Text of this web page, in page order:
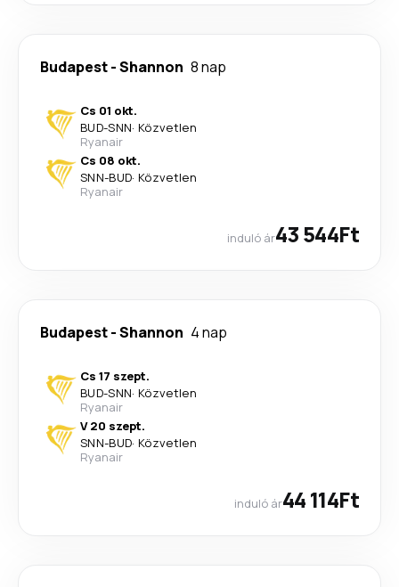
Budapest-Shannon 8 nap
Cs 01 okt.
BUD-SNN· Közvetlen
Ryanair
Cs 08 okt.
SNN-BUD· Közvetlen
Ryanair
induló ár43 544Ft
Budapest-Shannon 4 nap
Cs 17 szept.
BUD-SNN· Közvetlen
Ryanair
V 20 szept.
SNN-BUD· Közvetlen
Ryanair
induló ár44 114Ft